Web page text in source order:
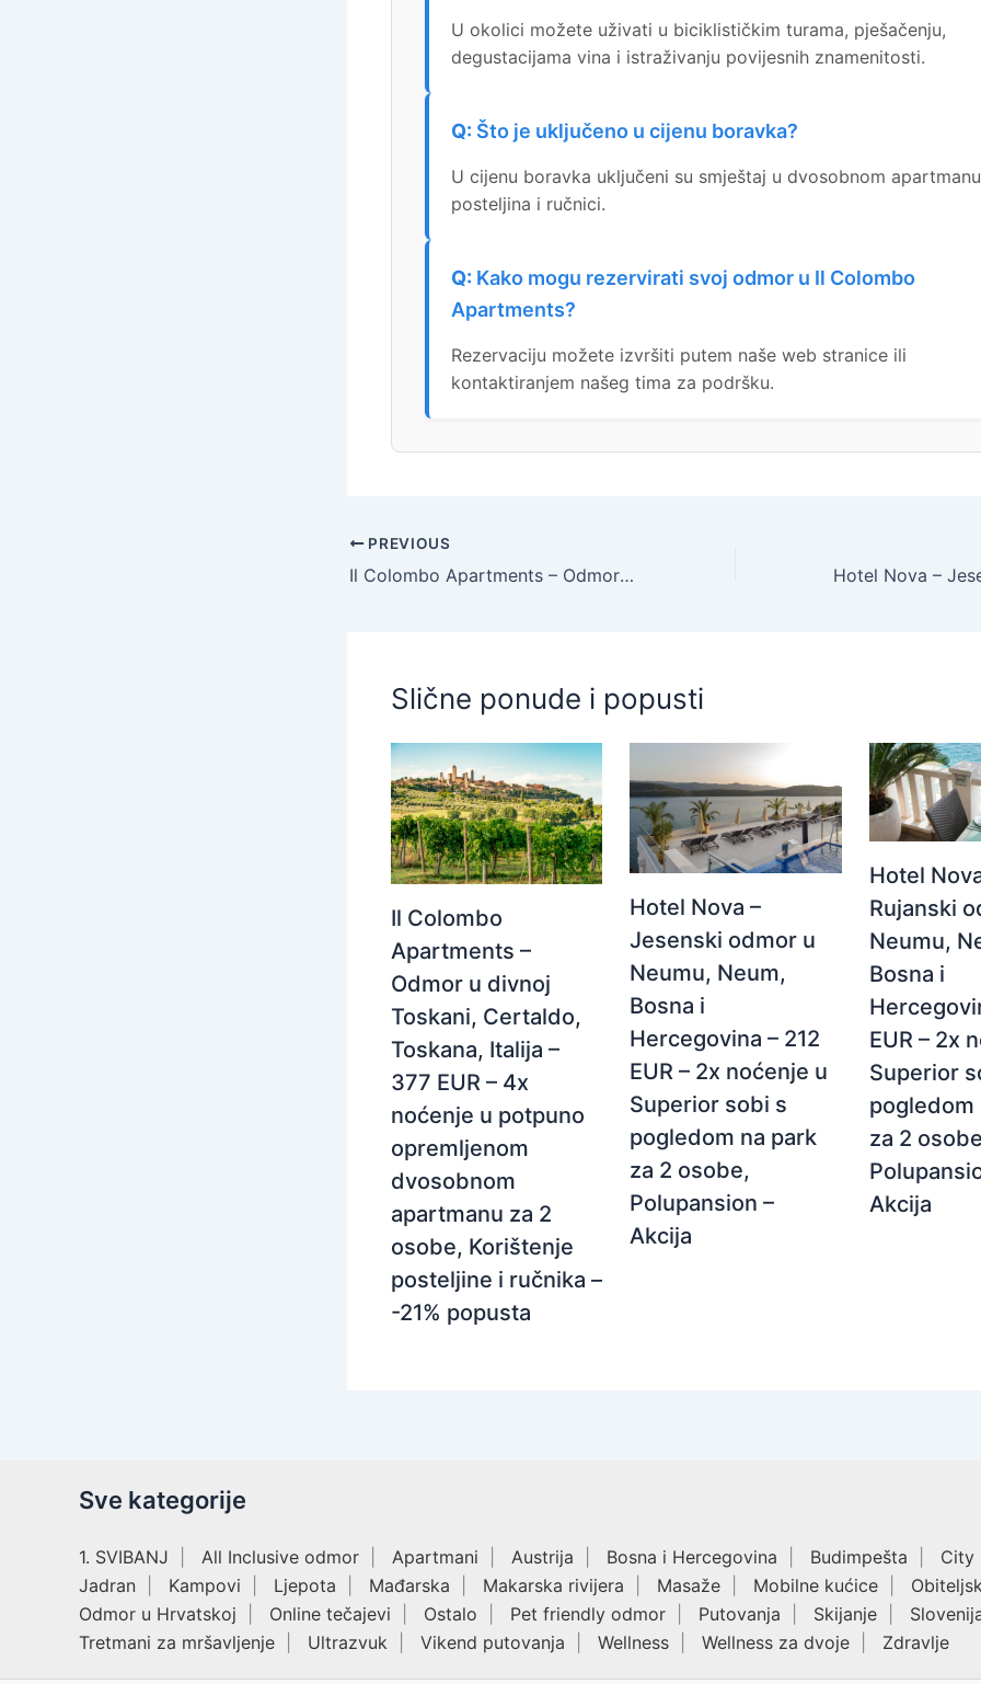
U okolici možete uživati u biciklističkim turama, pješačenju,
degustacijama vina i istraživanju povijesnih znamenitosti.
Što je uključeno u cijenu boravka?
U cijenu boravka uključeni su smještaj u dvosobnom
posteljina i ručnici.
Kako mogu rezervirati svoj odmor u Il Colombo
Apartments?
Rezervaciju možete izvršiti putem naše web stranice ili
kontaktiranjem našeg tima za podršku.
PREVIOUS
Il Colombo Apartments – Odmor u divnoj Toskani, Certaldo, Toskana, Italija – 377 EUR – 4x noćenje u potpuno opremljenom dvosobnom apartmanu za 2 osobe, Korištenje posteljine i ručnika – -21% popusta
Slične ponude i popusti
Il Colombo
Apartments –
Odmor u divnoj
Toskani, Certaldo,
Toskana, Italija –
377 EUR – 4x
noćenje u potpuno
opremljenom
dvosobnom
apartmanu za 2
osobe, Korištenje
posteljine i ručnika –
-21% popusta
Hotel Nova –
Jesenski odmor u
Neumu, Neum,
Bosna i
Hercegovina – 212
EUR – 2x noćenje u
Superior sobi s
pogledom na park
za 2 osobe,
Polupansion –
Akcija
Hotel
Rujanski
Neumu,
Bosna i
EUR – 2x
Superior
pogledom
za 2
Akcija
Sve kategorije
1. SVIBANJ All Inclusive odmor Apartmani Austrija Bosna i Hercegovina Budimpešta
City
Jadran
Kampovi Ljepota Mađarska Makarska rivijera Masaže Mobilne kućice
Odmor u Hrvatskoj
Online tečajevi Ostalo Pet friendly odmor Putovanja Skijanje
Tretmani za mršavljenje
Ultrazvuk Vikend putovanja Wellness Wellness za dvoje Zdravlje